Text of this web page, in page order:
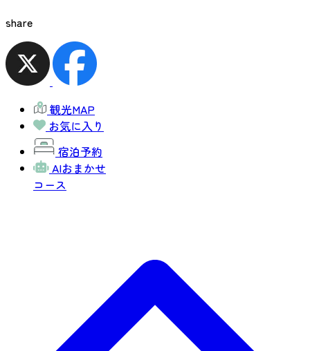
share
観光MAP
お気に入り
宿泊予約
AIおまかせ
コース